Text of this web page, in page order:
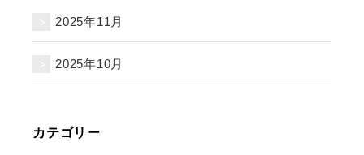
2025年11月
2025年10月
カテゴリー